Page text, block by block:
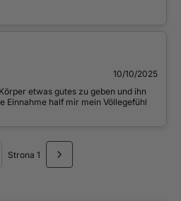
10/10/2025
etwas gutes zu geben und ihn
Einnahme half mir mein Völlegefühl
Strona 1